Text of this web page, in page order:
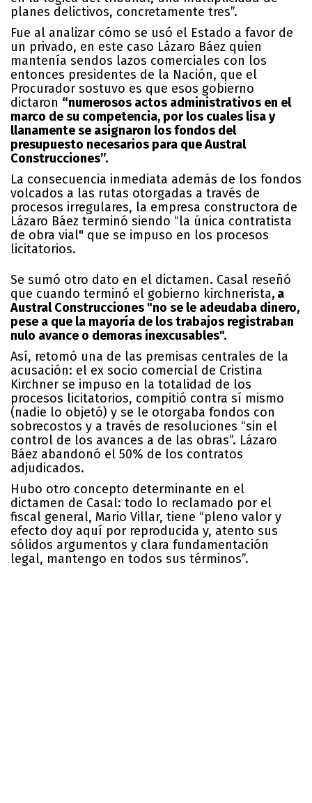
planes delictivos, concretamente tres”.
Fue al analizar cómo se usó el Estado a favor de
un privado, en este caso Lázaro Báez quien
mantenía sendos lazos comerciales con los
entonces presidentes de la Nación, que el
Procurador sostuvo es que esos gobierno
dictaron “numerosos actos administrativos en el
marco de su competencia, por los cuales lisa y
llanamente se asignaron los fondos del
presupuesto necesarios para que Austral
Construcciones”.
La consecuencia inmediata además de los fondos
volcados a las rutas otorgadas a través de
procesos irregulares, la empresa constructora de
Lázaro Báez terminó siendo “la única contratista
de obra vial" que se impuso en los procesos
licitatorios.
Se sumó otro dato en el dictamen. Casal reseñó
que cuando terminó el gobierno kirchnerista, a
Austral Construcciones "no se le adeudaba dinero,
pese a que la mayoría de los trabajos registraban
nulo avance o demoras inexcusables".
Así, retomó una de las premisas centrales de la
acusación: el ex socio comercial de Cristina
Kirchner se impuso en la totalidad de los
procesos licitatorios, compitió contra sí mismo
(nadie lo objetó) y se le otorgaba fondos con
sobrecostos y a través de resoluciones “sin el
control de los avances a de las obras”. Lázaro
Báez abandonó el 50% de los contratos
adjudicados.
Hubo otro concepto determinante en el
dictamen de Casal: todo lo reclamado por el
fiscal general, Mario Villar, tiene “pleno valor y
efecto doy aquí por reproducida y, atento sus
sólidos argumentos y clara fundamentación
legal, mantengo en todos sus términos”.